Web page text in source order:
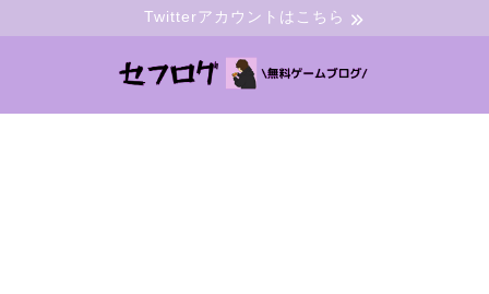
Twitterアカウントはこちら